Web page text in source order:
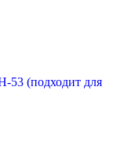
53 (подходит для